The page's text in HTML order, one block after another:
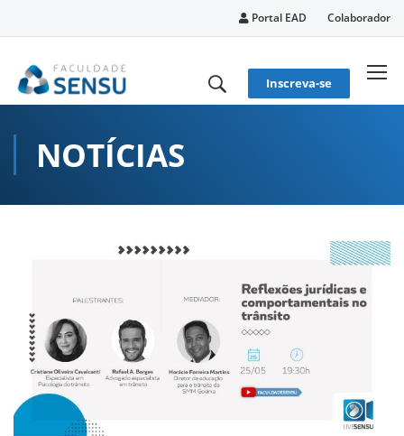
Portal EAD Colaborador
Inscreva-se
NOTÍCIAS